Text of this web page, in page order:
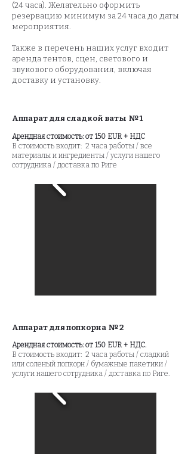
(24 часа). Желательно оформить
резервацию минимум за 24 часа до даты
мероприятия.
Также в перечень наших услуг входит
аренда тентов, сцен, светового и
звукового оборудования, включая
доставку и установку.
Аппарат для сладкой ваты № 1
Арендная стоимость: от 150 EUR + НДС
В стоимость входит: 2 часа работы / все
материалы и ингредиенты / услуги нашего
сотрудника / доставка по Риге
Аппарат для попкорна № 2
Арендная стоимость: от 150 EUR + НДС.
В стоимость входит: 2 часа работы / сладкий
или соленый попкорн / бумажные пакетики /
услуги нашего сотрудника / доставка по Риге.